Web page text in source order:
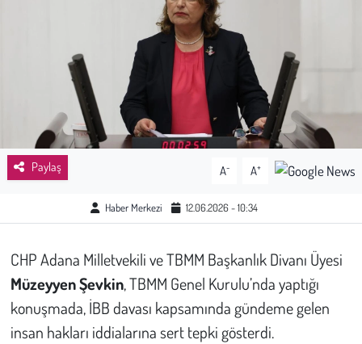
Paylaş A- A+
Haber Merkezi 12.06.2026 - 10:34
CHP Adana Milletvekili ve TBMM Başkanlık Divanı Üyesi
Müzeyyen Şevkin, TBMM Genel Kurulu’nda yaptığı
konuşmada, İBB davası kapsamında gündeme gelen
insan hakları iddialarına sert tepki gösterdi.
Kadın
Emek
Spor
Bilim - Teknoloji
İnsan Hakları